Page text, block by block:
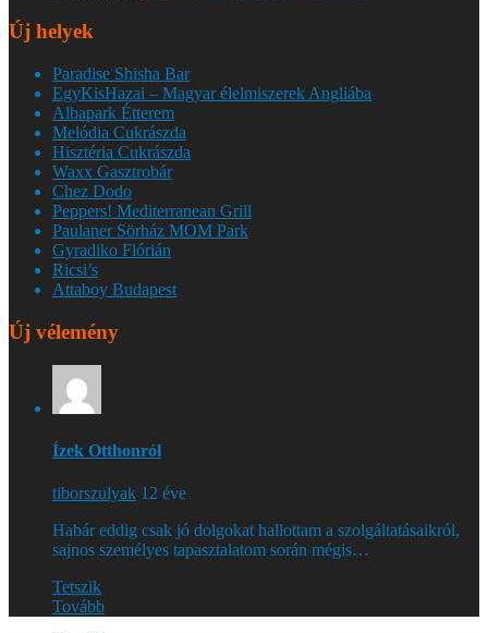
Új helyek
Paradise Shisha Bar
EgyKisHazai – Magyar élelmiszerek Angliába
Albapark Étterem
Melódia Cukrászda
Hisztéria Cukrászda
Waxx Gasztrobár
Chez Dodo
Peppers! Mediterranean Grill
Paulaner Sörház MOM Park
Gyradiko Flórián
Ricsi’s
Attaboy Budapest
Új vélemény
Ízek Otthonról
tiborszulyak 12 éve
Habár eddig csak jó dolgokat hallottam a szolgáltatásaikról,
sajnos személyes tapasztalatom során mégis…
Tetszik
Tovább